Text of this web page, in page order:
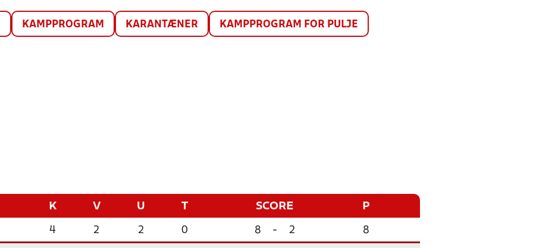
KAMPPROGRAM KARANTÆNER KAMPPROGRAM FOR PULJE
K V U T SCORE P
4 2 2 0 8 - 2 8